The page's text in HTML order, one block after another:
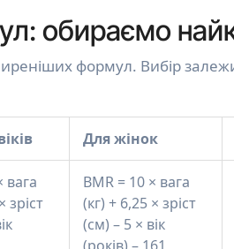
обираємо
формул. Вибір
Для жінок
вага
зріст
BMR = 10 × вага
(кг) + 6,25 × зріст
(см) – 5 × вік
(років) – 161